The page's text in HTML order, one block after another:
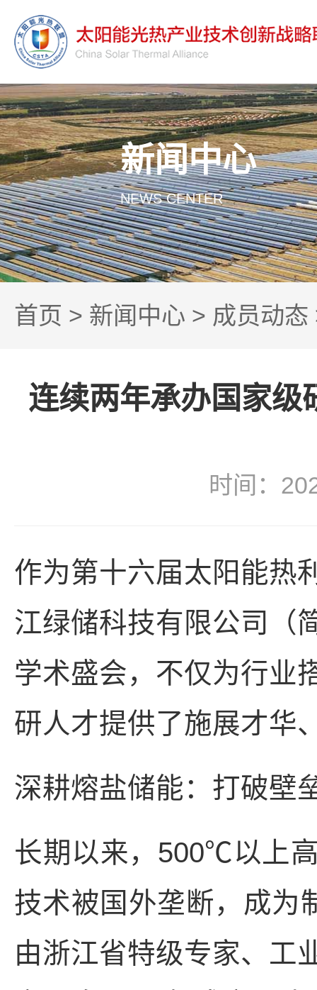
新闻中心
NEWS CENTER
首页 > 新闻中心 > 成员动态
连续两年承办国家级
时间：
作为第十六届太阳能热
江绿储科技有限公司（
学术盛会，不仅为行业
研人才提供了施展才华
深耕熔盐储能：打破壁
长期以来，500℃以上
技术被国外垄断，成为
由浙江省特级专家、工